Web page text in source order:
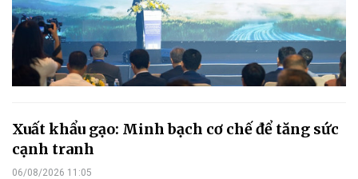
Xuất khẩu gạo: Minh bạch cơ chế để tăng sức
cạnh tranh
06/08/2026 11:05